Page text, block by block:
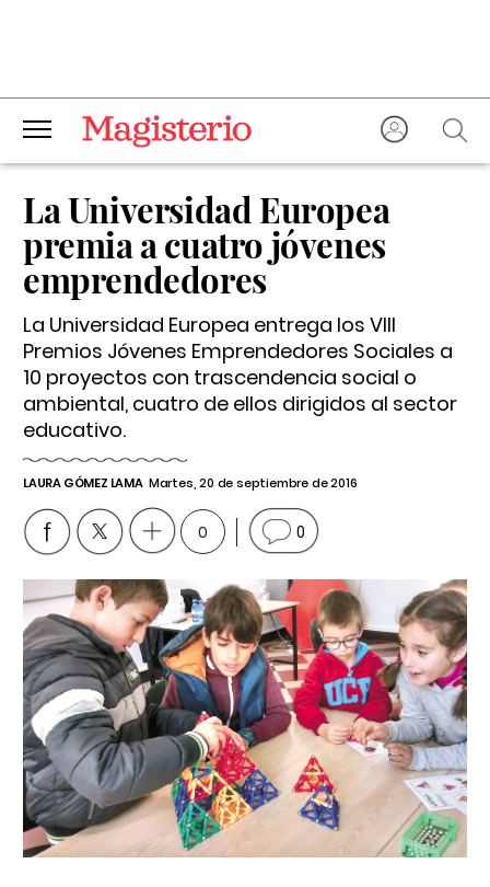
La Universidad Europea
premia a cuatro jóvenes
emprendedores
La Universidad Europea entrega los VIII
Premios Jóvenes Emprendedores Sociales a
10 proyectos con trascendencia social o
ambiental, cuatro de ellos dirigidos al sector
educativo.
LAURA GÓMEZ LAMA Martes, 20 de septiembre de 2016
0 0